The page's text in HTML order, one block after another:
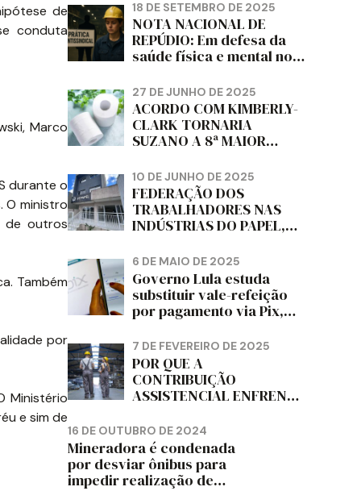
de
conduta
Marco
durante o
O ministro
de outros
Também
por
Ministério
e sim de
18 DE SETEMBRO DE 2025
NOTA NACIONAL DE
REPÚDIO: Em defesa da
saúde física e mental no
da dignidade sindical.
27 DE JUNHO DE 2025
ACORDO COM KIMBERLY-
CLARK TORNARIA
SUZANO A 8ª MAIOR
HIGIÊNICO DO MUNDO,
DIZ FITCH
10 DE JUNHO DE 2025
FEDERAÇÃO DOS
TRABALHADORES NAS
INDÚSTRIAS DO PAPEL,
CORTIÇA E ARTEFATOS
DE PAPEL DO ESTADO DO
PARANÁ – FETRAPEL-PR
6 DE MAIO DE 2025
Governo Lula estuda
substituir vale-refeição
por pagamento via Pix,
7 DE FEVEREIRO DE 2025
POR QUE A
CONTRIBUIÇÃO
ASSISTENCIAL ENFRENTA
TRABALHADORES?
16 DE OUTUBRO DE 2024
Mineradora é condenada
por desviar ônibus para
impedir realização de